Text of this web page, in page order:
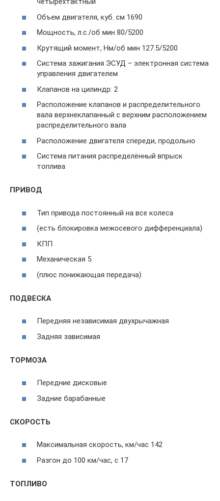
Объем двигателя, куб. см 1690
Мощность, л.с./об мин 80/5200
Крутящий момент, Нм/об мин 127.5/5200
Система зажигания ЭСУД – электронная система
управления двигателем
Клапанов на цилиндр: 2
Расположение клапанов и распределительного
вала верхнеклапанный с верхним расположением
распределительного вала
Расположение двигателя спереди, продольно
Система питания распределённый впрыск
топлива
ПРИВОД
Тип привода постоянный на все колеса
(есть блокировка межосевого дифференциала)
КПП
Механическая 5
(плюс понижающая передача)
ПОДВЕСКА
Передняя независимая двухрычажная
Задняя зависимая
ТОРМОЗА
Передние дисковые
Задние барабанные
СКОРОСТЬ
Максимальная скорость, км/час 142
Разгон до 100 км/час, с 17
ТОПЛИВО